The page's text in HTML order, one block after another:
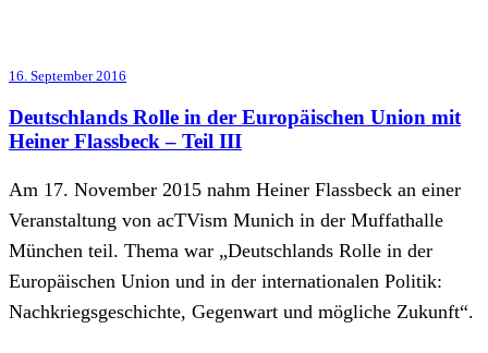
16. September 2016
Deutschlands Rolle in der Europäischen Union mit
Heiner Flassbeck – Teil III
Am 17. November 2015 nahm Heiner Flassbeck an einer
Veranstaltung von acTVism Munich in der Muffathalle
München teil. Thema war „Deutschlands Rolle in der
Europäischen Union und in der internationalen Politik:
Nachkriegsgeschichte, Gegenwart und mögliche Zukunft“.